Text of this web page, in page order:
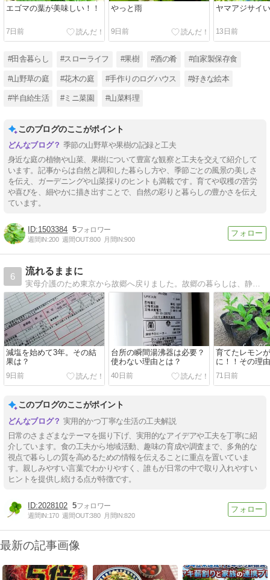
エゴマの葉が美味しい！！
7日前
やっと雨
9日前
ヤマアジサイ
13日前
#田舎暮らし #スローライフ #果樹 #酒の肴 #自家製保存食
#山野草の庭 #花木の庭 #手作りのログハウス #好きな絵本
#半自給生活 #ミニ菜園 #山菜料理
このブログのここがポイント
季節の山野草や果樹の記録と工夫
身近な庭の植物や山菜、果樹について豊富な観察と工夫を交えて紹介して
います。記事からは自然と調和した暮らし方や、季節ごとの風景の美しさ
を伝え、ガーデニングや山菜採りのヒントも満載です。育てや収穫の苦労
や喜びを、細やかに描き出すことで、自然の彩りと暮らしの豊かさを伝え
ています。
1503384 5
週間IN:200 週間OUT:800 月間IN:900
6
流れるままに
実母介護のため東京から故郷へ戻りました。故郷の暮らしは、静かで穏やかで心地いい。介護を終えて、のんびりと暮らす日々を綴ります。
減塩を始めて3年。その結
果は？
9日前
台所の瞬間湯沸器は必要？
使わない理由とは？
40日前
育てたレモン
に！！その理
71日前
このブログのここがポイント
実用的かつ丁寧な生活の工夫解説
日常のさまざまなテーマを掘り下げ、実用的なアイデアや工夫を丁寧に紹
介しています。食の工夫から地域活動、趣味の育成や調査まで、多角的な
視点で暮らしの質を高めるための情報を伝えることに重点を置いていま
す。親しみやすい言葉でわかりやすく、誰もが日常の中で取り入れやすい
ヒントを提供し続ける点が特徴です。
2028102 5
週間IN:170 週間OUT:380 月間IN:820
最新の記事画像